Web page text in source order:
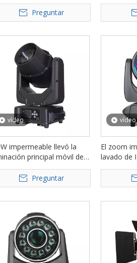
LW600BSWPreguntar
FD-
vídeo
impermeable llevó la
principal móvil de
al aire libre
Preguntar
vídeo
El zoom
lavado de
FD-